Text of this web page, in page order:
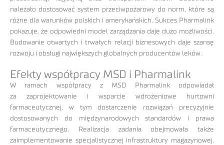
należało dostosować system przeciwpożarowy do norm, które są
różne dla warunków polskich i amerykańskich. Sukces Pharmalink
pokazuje, że odpowiedni model zarządzania daje dużo możliwości.
Budowanie otwartych i trwałych relacji biznesowych daje szansę
rozwoju i obsługi największych globalnych producentów leków.
Efekty współpracy MSD i Pharmalink
W ramach współpracy z MSD Pharmalink odpowiadał
za zaprojektowanie i wsparcie wdrożeniowe hurtowni
farmaceutycznej, w tym dostarczenie rozwiązań precyzyjnie
dostosowanych do międzynarodowych standardów i prawa
farmaceutycznego. Realizacja zadania obejmowała także
zaimplementowanie specjalistycznej infrastruktury magazynowej,